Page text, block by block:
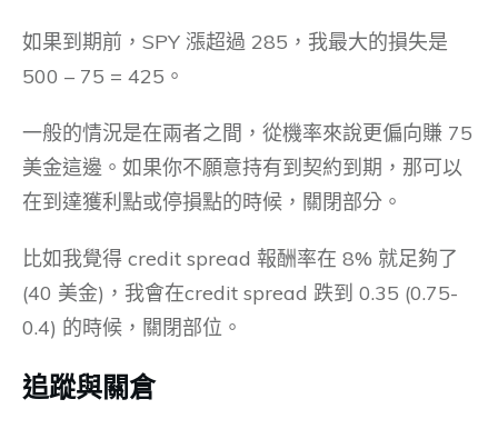
如果到期前，SPY 漲超過 285，我最大的損失是
500 – 75 = 425。
一般的情況是在兩者之間，從機率來說更偏向賺 75
美金這邊。如果你不願意持有到契約到期，那可以
在到達獲利點或停損點的時候，關閉部分。
比如我覺得 credit spread 報酬率在 8% 就足夠了
(40 美金)，我會在credit spread 跌到 0.35 (0.75-
0.4) 的時候，關閉部位。
追蹤與關倉